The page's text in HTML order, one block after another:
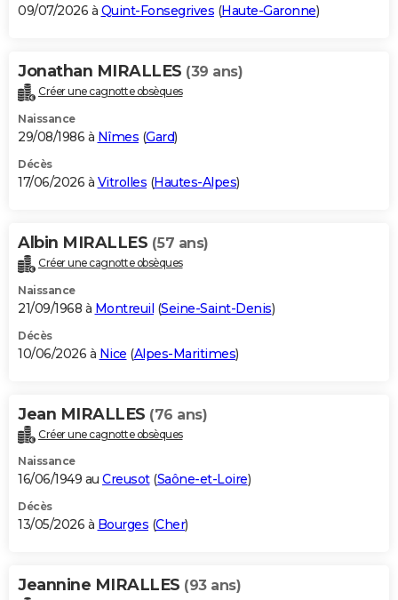
S'inscrire
Se connecter
Lycées
Collèges
Primaires
Universités
Entreprises
Service militaire
Avis de recherche
AVIS DE DÉCÈS
Bricolage
Lifestyle
Culture
Sport
Auto
Television
Voyage
Cinema
09/07/2026 à Quint-Fonsegrives (Haute-Garonne)
Jonathan MIRALLES (39 ans)
Créer une cagnotte obsèques
Naissance
29/08/1986 à Nîmes (Gard)
Décès
17/06/2026 à Vitrolles (Hautes-Alpes)
Albin MIRALLES (57 ans)
Créer une cagnotte obsèques
Naissance
21/09/1968 à Montreuil (Seine-Saint-Denis)
Décès
10/06/2026 à Nice (Alpes-Maritimes)
Jean MIRALLES (76 ans)
Créer une cagnotte obsèques
Naissance
16/06/1949 au Creusot(Saône-et-Loire)
Décès
13/05/2026 à Bourges (Cher)
Jeannine MIRALLES (93 ans)